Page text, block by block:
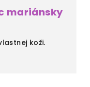
mariánsky
koži.